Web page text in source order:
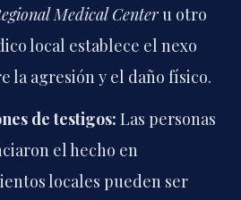
Medical Centeru otro
local establece el nexo
la agresión y el daño físico.
de testigos: Las personas
el hecho en
locales pueden ser